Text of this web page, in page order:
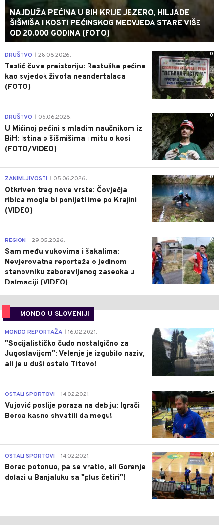
NAJDUŽA PEĆINA U BIH KRIJE JEZERO, HILJADE
ŠIŠMIŠA I KOSTI PEĆINSKOG MEDVJEDA STARE VIŠE
OD 20.000 GODINA (FOTO)
0
DRUŠTVO 28.06.2026.
Teslić čuva praistoriju: Rastuška pećina
kao svjedok života neandertalaca
(FOTO)
0
DRUŠTVO 06.06.2026.
U Mićinoj pećini s mladim naučnikom iz
BiH: Istina o šišmišima i mitu o kosi
(FOTO/VIDEO)
0
ZANIMLJIVOSTI 05.06.2026.
Otkriven trag nove vrste: Čovječja
ribica mogla bi ponijeti ime po Krajini
(VIDEO)
0
REGION 29.05.2026.
Sam među vukovima i šakalima:
Nevjerovatna reportaža o jedinom
stanovniku zaboravljenog zaseoka u
Dalmaciji (VIDEO)
MONDO U SLOVENIJI
4
MONDO REPORTAŽA 16.02.2021.
"Socijalističko čudo nostalgično za
Jugoslavijom": Velenje je izgubilo naziv,
ali je u duši ostalo Titovo!
1
OSTALI SPORTOVI 14.02.2021.
Vujović poslije poraza na debiju: Igrači
Borca kasno shvatili da mogu!
3
OSTALI SPORTOVI 14.02.2021.
Borac potonuo, pa se vratio, ali Gorenje
dolazi u Banjaluku sa "plus četiri"!